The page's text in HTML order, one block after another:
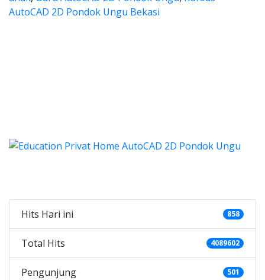
AutoCAD 2D Pondok Ungu Bekasi
Hits Hari ini 858
Total Hits 4089602
Pengunjung 501